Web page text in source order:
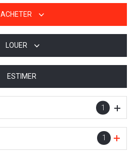
ACHETER
LOUER
ESTIMER
1
1